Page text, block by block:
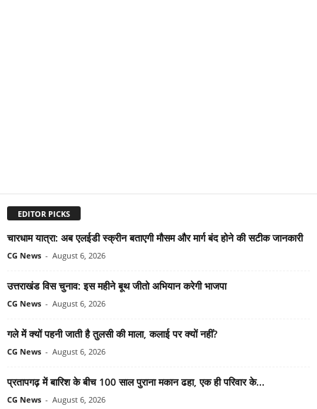
EDITOR PICKS
चारधाम यात्रा: अब एलईडी स्क्रीन बताएगी मौसम और मार्ग बंद होने की सटीक जानकारी
CG News - August 6, 2026
उत्तराखंड विस चुनाव: इस महीने बूथ जीतो अभियान करेगी भाजपा
CG News - August 6, 2026
गले में क्यों पहनी जाती है तुलसी की माला, कलाई पर क्यों नहीं?
CG News - August 6, 2026
प्रतापगढ़ में बारिश के बीच 100 साल पुराना मकान ढहा, एक ही परिवार के...
CG News - August 6, 2026